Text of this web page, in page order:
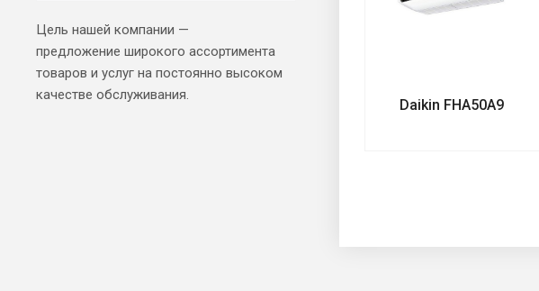
Daikin FHA50A9
Цель нашей компании —
предложение широкого ассортимента
товаров и услуг на постоянно высоком
качестве обслуживания.